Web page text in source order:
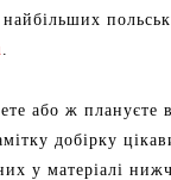
.
або ж плануєте
добірку
у матеріалі